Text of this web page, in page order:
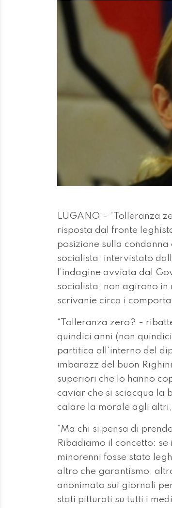
LUGANO - “Tolleranza
risposta dal fronte
posizione sulla condanna
socialista, intervistato
l’indagine avviata dal
socialista, non agirono
scrivanie circa i
“Tolleranza zero? -
quindici anni (non
partitica all'interno del
imbarazz del buon
superiori che lo hanno
caviar che si sciacqua la
calare la morale agli
“Ma chi si pensa di
Ribadiamo il concetto:
minorenni fosse stato
altro che garantismo,
anonimato sui giornali
stati pitturati su tutti i